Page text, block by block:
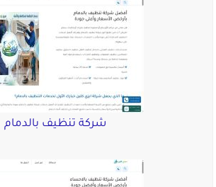
شركة تنظيف بالدمام